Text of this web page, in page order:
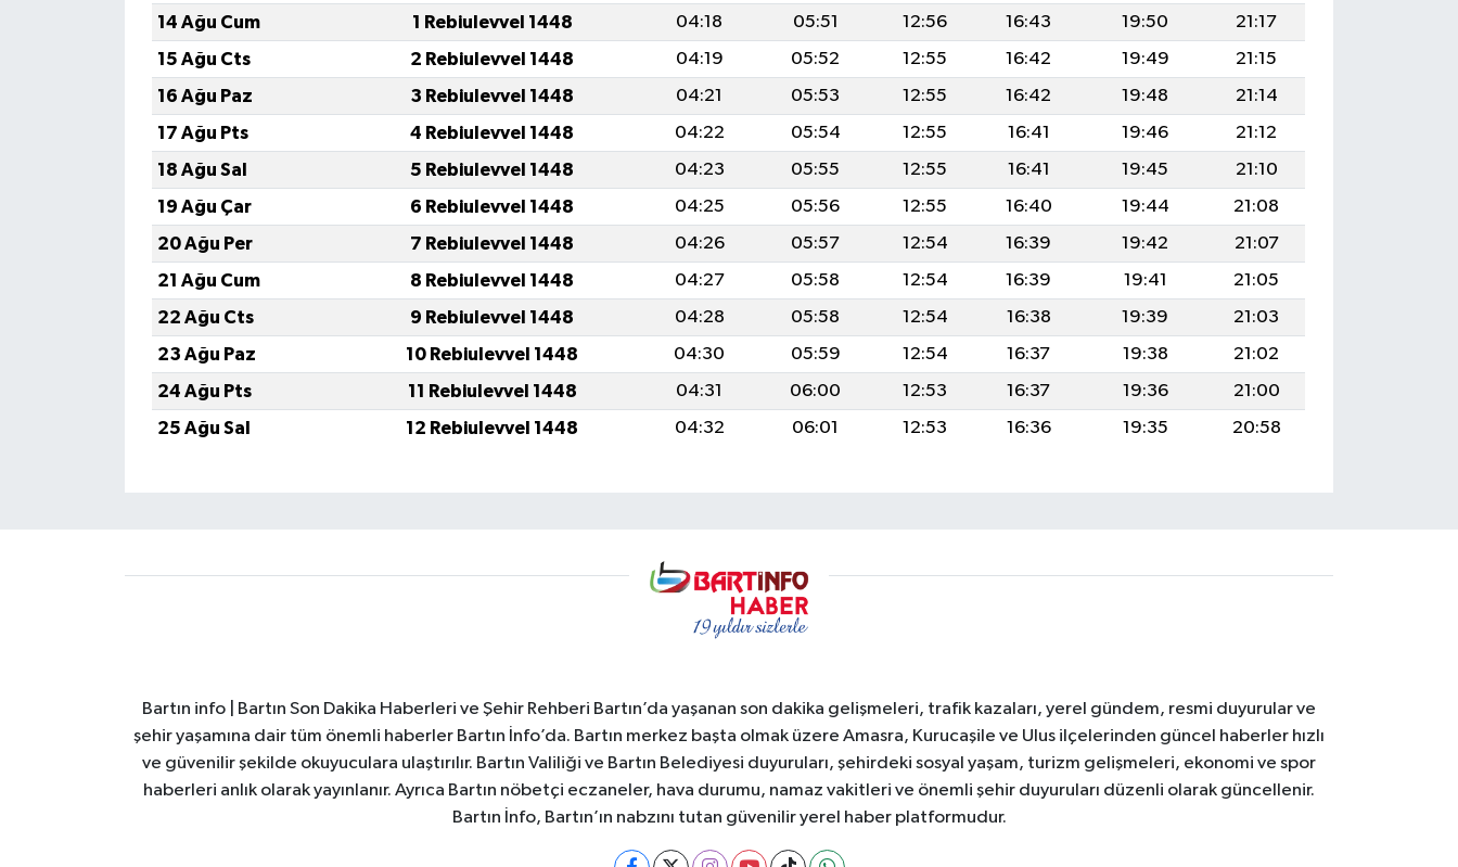
14 Ağu Cum
1 Rebiulevvel 1448 04:18 05:51 12:56 16:43 19:50
21:17
15 Ağu Cts
2 Rebiulevvel 1448 04:19 05:52 12:55 16:42 19:49
21:15
16 Ağu Paz
3 Rebiulevvel 1448 04:21 05:53 12:55 16:42 19:48
21:14
17 Ağu Pts
4 Rebiulevvel 1448 04:22 05:54 12:55 16:41 19:46
21:12
18 Ağu Sal
5 Rebiulevvel 1448 04:23 05:55 12:55 16:41 19:45
21:10
19 Ağu Çar
6 Rebiulevvel 1448 04:25 05:56 12:55 16:40 19:44
21:08
20 Ağu Per
7 Rebiulevvel 1448 04:26 05:57 12:54 16:39 19:42
21:07
21 Ağu Cum
8 Rebiulevvel 1448 04:27 05:58 12:54 16:39 19:41
21:05
22 Ağu Cts
9 Rebiulevvel 1448 04:28 05:58 12:54 16:38 19:39
21:03
23 Ağu Paz
10 Rebiulevvel 1448 04:30 05:59 12:54 16:37 19:38
21:02
24 Ağu Pts
11 Rebiulevvel 1448 04:31 06:00 12:53 16:37 19:36
21:00
25 Ağu Sal
12 Rebiulevvel 1448 04:32 06:01 12:53 16:36 19:35 20:58
Bartın info | Bartın Son Dakika Haberleri ve Şehir Rehberi Bartın’da yaşanan son dakika gelişmeleri, trafik kazaları, yerel gündem, resmi duyurular ve
şehir yaşamına dair tüm önemli haberler Bartın İnfo’da. Bartın merkez başta olmak üzere Amasra, Kurucaşile ve Ulus ilçelerinden güncel haberler hızlı
ve güvenilir şekilde okuyuculara ulaştırılır. Bartın Valiliği ve Bartın Belediyesi duyuruları, şehirdeki sosyal yaşam, turizm gelişmeleri, ekonomi ve spor
haberleri anlık olarak yayınlanır. Ayrıca Bartın nöbetçi eczaneler, hava durumu, namaz vakitleri ve önemli şehir duyuruları düzenli olarak güncellenir.
Bartın İnfo, Bartın’ın nabzını tutan güvenilir yerel haber platformudur.